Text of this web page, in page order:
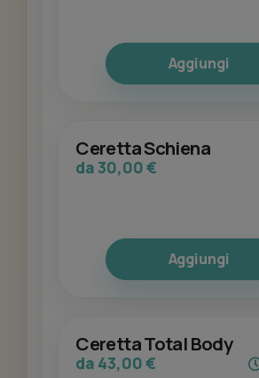
Aggiungi
Ceretta Schiena
da 30,00 €
Aggiungi
Ceretta Total Body
da 43,00 €